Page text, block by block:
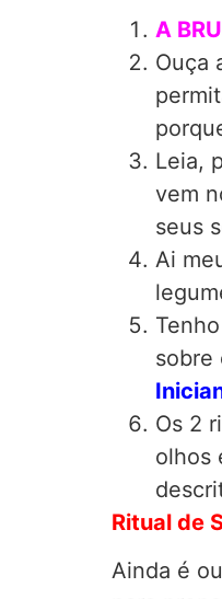
A
Ouça
Leia,
vem
seus
Ai
sobre
Os 2
olhos
Ritual de
Ainda é